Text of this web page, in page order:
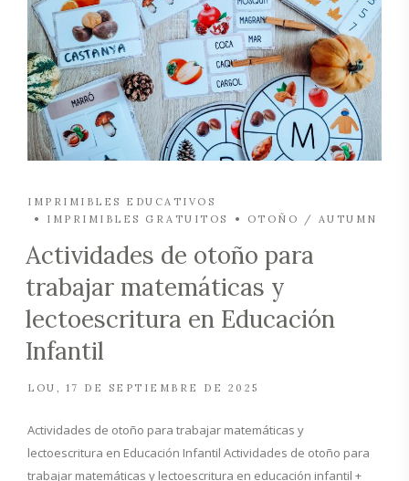
IMPRIMIBLES EDUCATIVOS
IMPRIMIBLES GRATUITOS
OTOÑO / AUTUMN
Actividades de otoño para
trabajar matemáticas y
lectoescritura en Educación
Infantil
LOU 17 DE SEPTIEMBRE DE 2025
Actividades de otoño para trabajar matemáticas y
lectoescritura en Educación Infantil Actividades de otoño para
trabajar matemáticas y lectoescritura en educación infantil +